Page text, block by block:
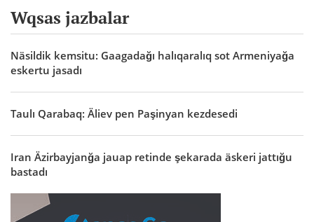
Wqsas jazbalar
Näsildik kemsitu: Gaagadağı halıqaralıq sot Armeniyağa
eskertu jasadı
Taulı Qarabaq: Äliev pen Paşinyan kezdesedi
Iran Äzirbayjanğa jauap retinde şekarada äskeri jattığu
bastadı